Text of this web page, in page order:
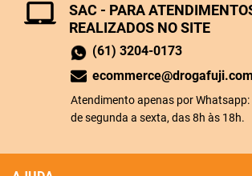
SAC - PARA
REALIZADOS NO SITE
(61) 3204-0173
Atendimento apenas por Whatsapp:
de segunda a sexta, das 8h às 18h.